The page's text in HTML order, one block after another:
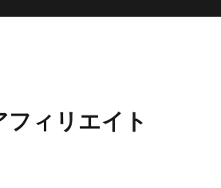
ィリエイト